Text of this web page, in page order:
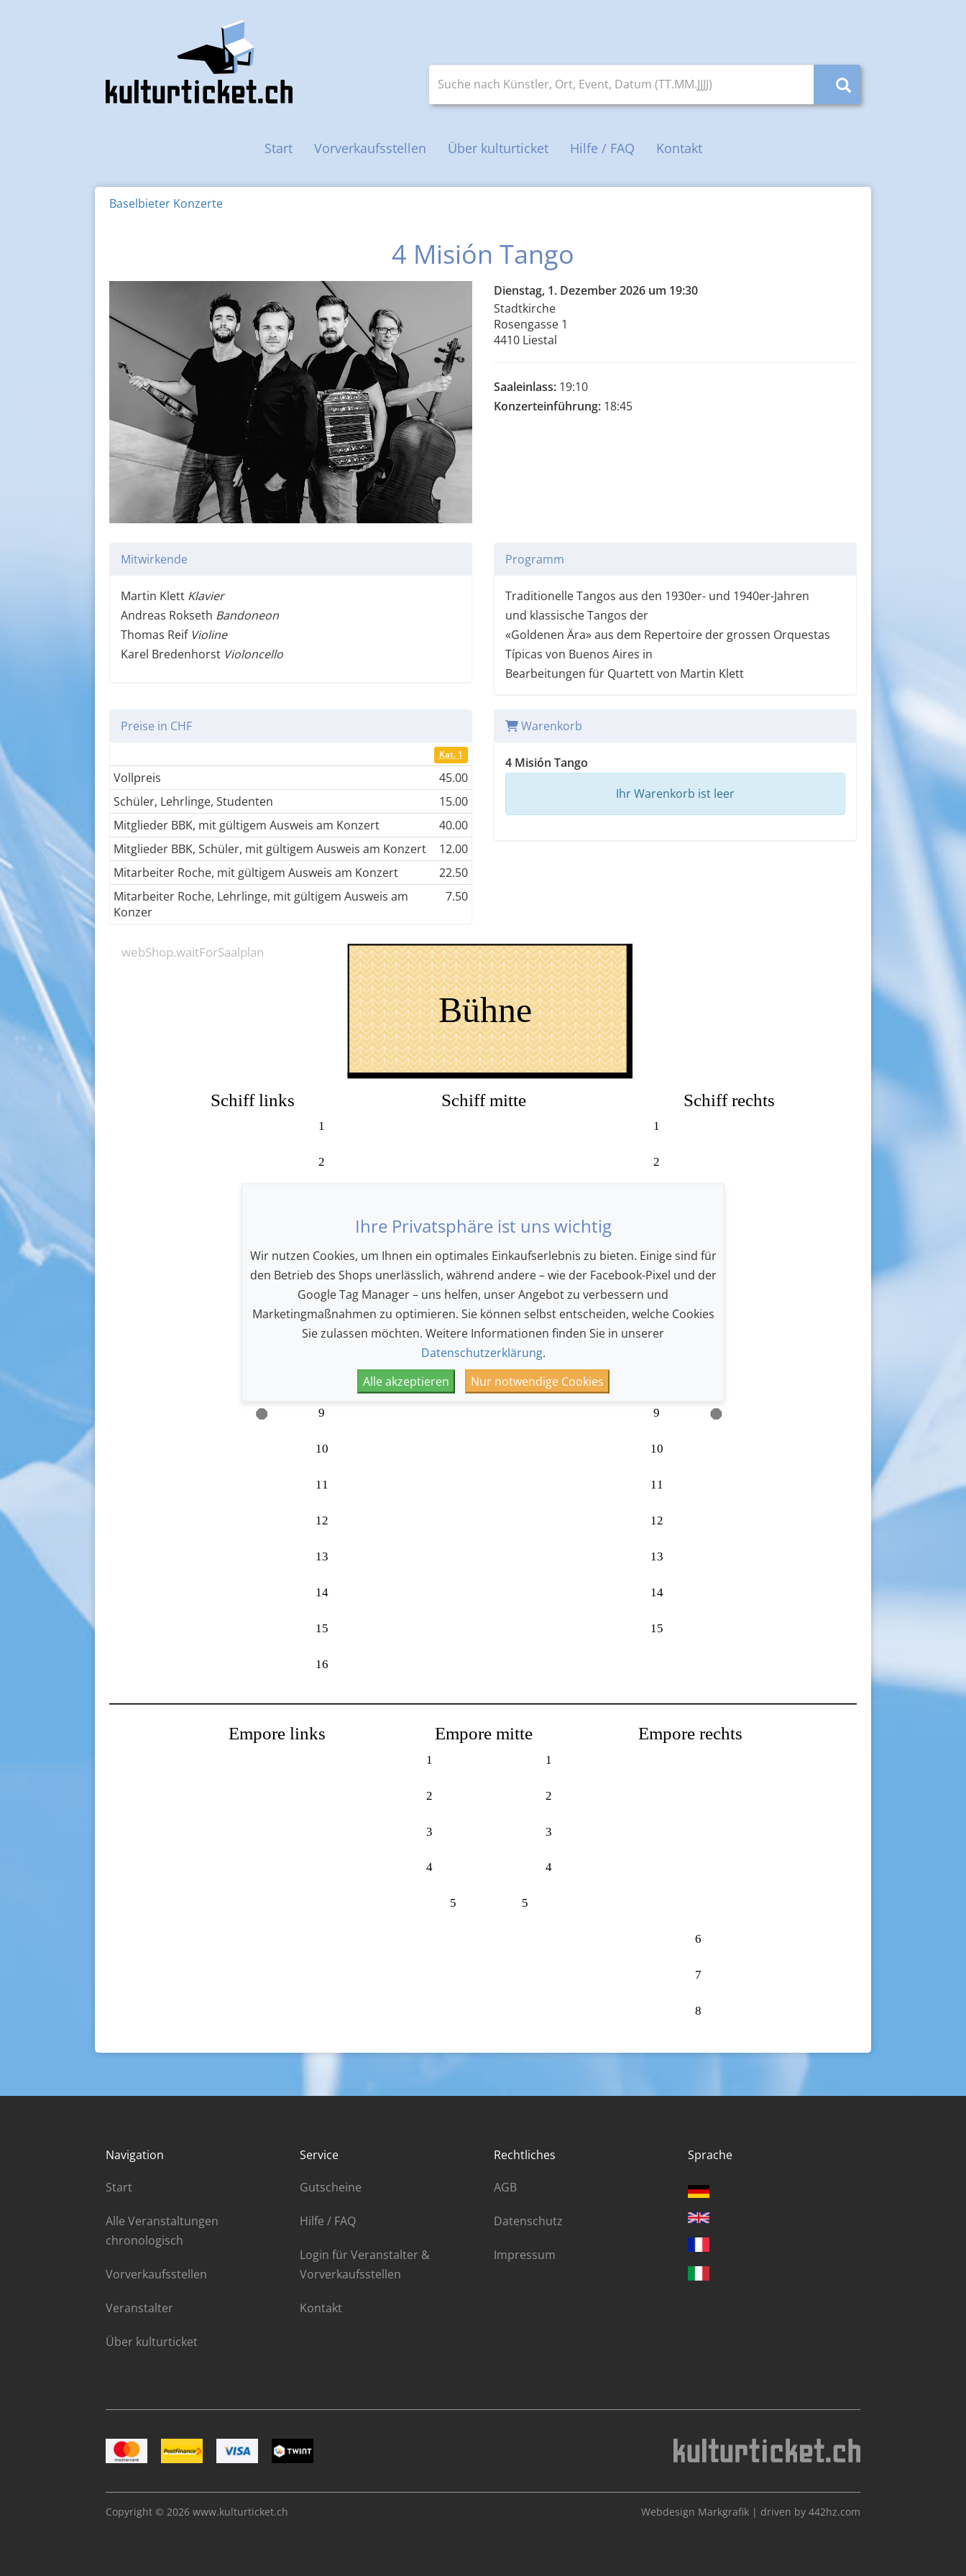
Haupt-Navigation
Start Vorverkaufsstellen Über kulturticket Hilfe / FAQ Kontakt
Baselbieter Konzerte
4 Misión Tango
Dienstag, 1. Dezember 2026 um 19:30
Stadtkirche
Rosengasse 1
4410 Liestal
Saaleinlass: 19:10
Konzerteinführung: 18:45
Mitwirkende
Martin Klett Klavier
Andreas Rokseth Bandoneon
Thomas Reif Violine
Karel Bredenhorst Violoncello
Programm
Traditionelle Tangos aus den 1930er- und 1940er-Jahren
und klassische Tangos der
«Goldenen Ära» aus dem Repertoire der grossen Orquestas
Típicas von Buenos Aires in
Bearbeitungen für Quartett von Martin Klett
Preise in CHF
Kat. 1
Vollpreis
45.00
Schüler, Lehrlinge, Studenten
15.00
Mitglieder BBK, mit gültigem Ausweis am Konzert
40.00
Mitglieder BBK, Schüler, mit gültigem Ausweis am Konzert
12.00
Mitarbeiter Roche, mit gültigem Ausweis am Konzert
22.50
Mitarbeiter Roche, Lehrlinge, mit gültigem Ausweis am
Konzer
7.50
Warenkorb
4 Misión Tango
Ihr Warenkorb ist leer
webShop.waitForSaalplan
Bühne
Schiff links Schiff mitte Schiff rechts
Empore links Empore mitte Empore rechts
1
2
5
6
7
9
10
11
12
13
14
15
16
1
2
5
7
9
10
11
12
13
14
15
1
2
3
4
5
1
2
3
4
5
6
7
8
Navigation
Start
Alle Veranstaltungen
chronologisch
Vorverkaufsstellen
Veranstalter
Über kulturticket
Service
Gutscheine
Hilfe / FAQ
Login für Veranstalter &
Vorverkaufsstellen
Kontakt
Rechtliches
AGB
Datenschutz
Impressum
Sprache
Bild MastercardBild Postfinance
Bild VISA Bild TWINT
Copyright © 2026 www.kulturticket.ch Webdesign Markgrafik | driven by 442hz.com
Ihre Privatsphäre ist uns wichtig
Wir nutzen Cookies, um Ihnen ein optimales Einkaufserlebnis zu bieten. Einige sind für
den Betrieb des Shops unerlässlich, während andere – wie der Facebook-Pixel und der
Google Tag Manager – uns helfen, unser Angebot zu verbessern und
Marketingmaßnahmen zu optimieren. Sie können selbst entscheiden, welche Cookies
Sie zulassen möchten. Weitere Informationen finden Sie in unserer
Datenschutzerklärung.
Alle akzeptieren
Nur notwendige Cookies